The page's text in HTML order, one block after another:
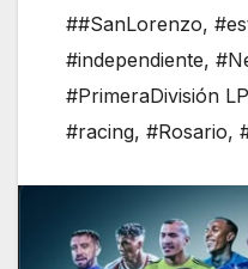
##SanLorenzo,
#independiente,
#PrimeraDivisión
#racing, #Rosario,